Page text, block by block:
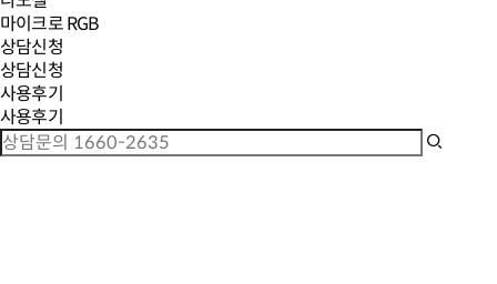
마이크로 RGB
상담신청
상담신청
사용후기
사용후기